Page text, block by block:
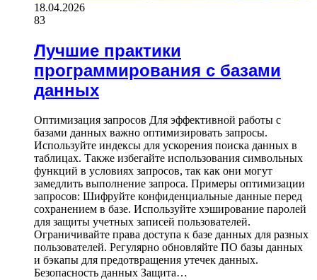
18.04.2026
83
Лучшие практики
программирования с базами
данных
Оптимизация запросов Для эффективной работы с
базами данных важно оптимизировать запросы.
Используйте индексы для ускорения поиска данных в
таблицах. Также избегайте использования символьных
функций в условиях запросов, так как они могут
замедлить выполнение запроса. Примеры оптимизации
запросов: Шифруйте конфиденциальные данные перед
сохранением в базе. Используйте хэширование паролей
для защиты учетных записей пользователей.
Ограничивайте права доступа к базе данных для разных
пользователей. Регулярно обновляйте ПО базы данных
и бэкапы для предотвращения утечек данных.
Безопасность данных Защита…